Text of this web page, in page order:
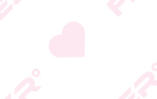
היצרן או גוף הכשרות;
המידע המעודכן מופיע על
* טעות סופר בתיאור המוצר
* ט.ל.ח.